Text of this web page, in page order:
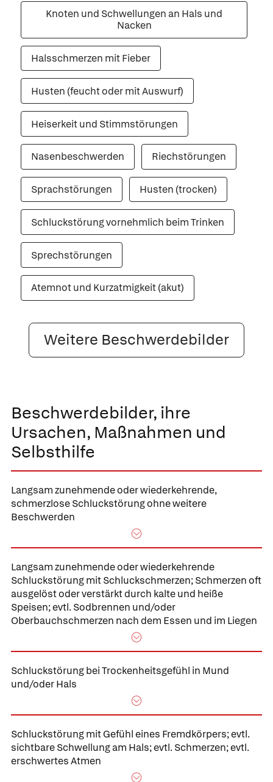
Knoten und Schwellungen an Hals und
Nacken
Halsschmerzen mit Fieber
Husten (feucht oder mit Auswurf)
Heiserkeit und Stimmstörungen
Nasenbeschwerden Riechstörungen
Sprachstörungen Husten (trocken)
Schluckstörung vornehmlich beim Trinken
Sprechstörungen
Atemnot und Kurzatmigkeit (akut)
Weitere Beschwerdebilder
Beschwerdebilder, ihre
Ursachen, Maßnahmen und
Selbsthilfe
Langsam zunehmende oder wiederkehrende,
schmerzlose Schluckstörungohne weitere
Beschwerden
Langsam zunehmende oder wiederkehrende
Schluckstörung mit Schluckschmerzen;Schmerzen oft
ausgelöst oder verstärkt durch kalte und heiße
Speisen; evtl. Sodbrennen und/oder
Oberbauchschmerzen nach dem Essen und im Liegen
Schluckstörung bei Trockenheitsgefühl in Mund
und/oder Hals
Schluckstörung mit Gefühl eines Fremdkörpers;evtl.
sichtbare Schwellung am Hals; evtl. Schmerzen; evtl.
erschwertes Atmen